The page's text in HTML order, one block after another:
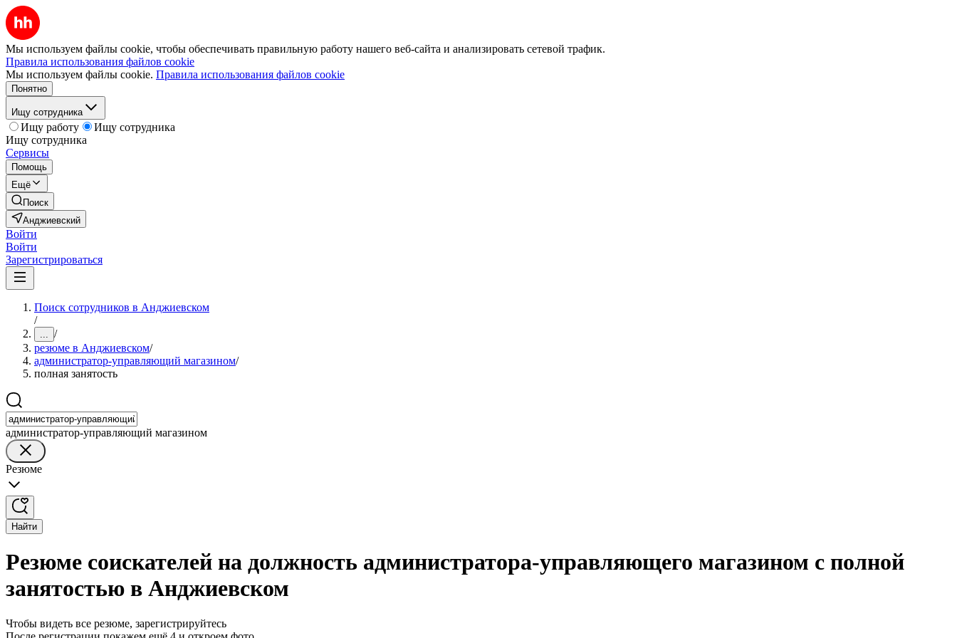
Мы используем файлы cookie, чтобы обеспечивать правильную работу нашего веб-сайта и анализировать сетевой трафик.
Правила использования файлов cookie
Мы используем файлы cookie. Правила использования файлов cookie
Понятно
Ищу сотрудника
Ищу работу
Ищу сотрудника
Ищу сотрудника
Сервисы
Помощь
Ещё
Поиск
Анджиевский
Войти
Войти
Зарегистрироваться
Поиск сотрудников в Анджиевском
/
... /
резюме в Анджиевском/
администратор-управляющий магазином/
полная занятость
администратор-управляющий магазином
Резюме
Найти
Резюме соискателей на должность администратора-управляющего магазином с полной
занятостью в Анджиевском
Чтобы видеть все резюме, зарегистрируйтесь